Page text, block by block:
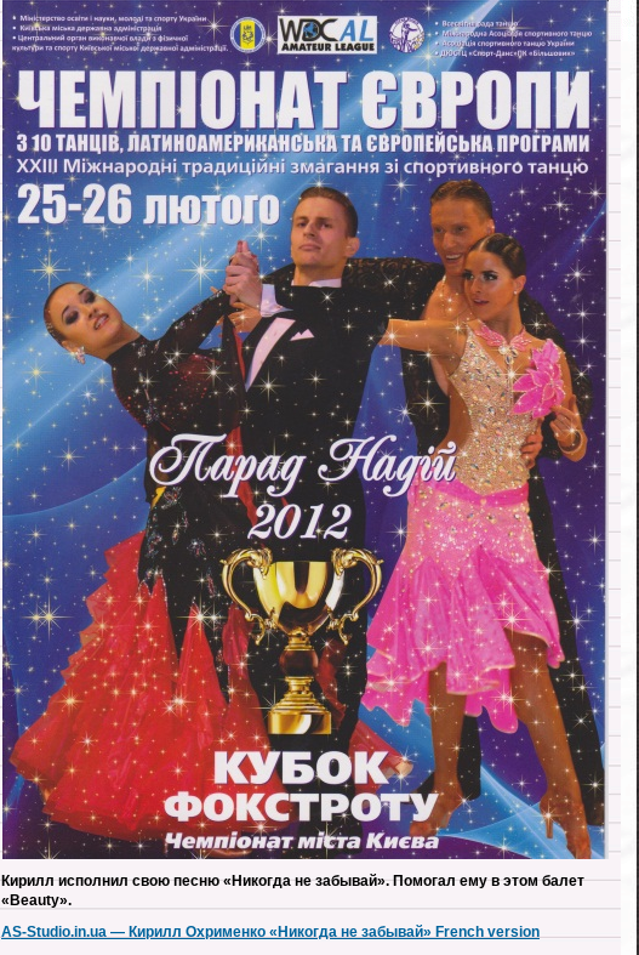
Кирилл исполнил свою песню «Никогда не забывай». Помогал ему в этом балет
«Beauty».
AS-Studio.in.ua — Кирилл Охрименко «Никогда не забывай» French version